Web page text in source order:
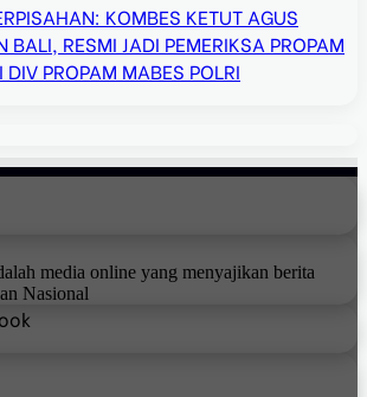
KOMBES KETUT AGUS
BALI, RESMI JADI PEMERIKSA PROPAM
DIV PROPAM MABES POLRI
media online yang menyajikan berita
Nasional